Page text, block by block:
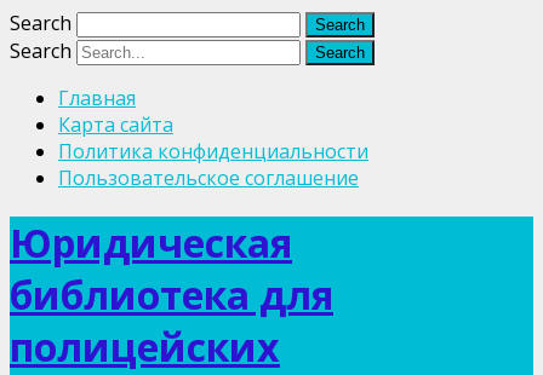
Search
Search
Главная
Карта сайта
Политика конфиденциальности
Пользовательское соглашение
Юридическая
библиотека для
полицейских